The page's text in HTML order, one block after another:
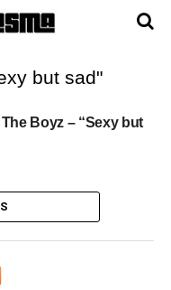
but sad"
Boyz – “Sexy but